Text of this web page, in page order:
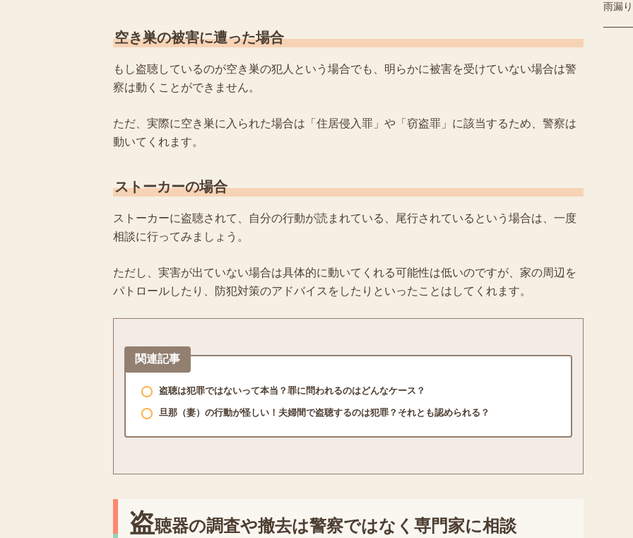
空き巣の被害に遭った場合
もし盗聴しているのが空き巣の犯人という場合でも、明らかに被害を受けていない場合は警
察は動くことができません。
ただ、実際に空き巣に入られた場合は「住居侵入罪」や「窃盗罪」に該当するため、警察は
動いてくれます。
ストーカーの場合
ストーカーに盗聴されて、自分の行動が読まれている、尾行されているという場合は、一度
相談に行ってみましょう。
ただし、実害が出ていない場合は具体的に動いてくれる可能性は低いのですが、家の周辺を
パトロールしたり、防犯対策のアドバイスをしたりといったことはしてくれます。
関連記事
盗聴は犯罪ではないって本当？罪に問われるのはどんなケース？
旦那（妻）の行動が怪しい！夫婦間で盗聴するのは犯罪？それとも認められる？
盗聴器の調査や撤去は警察ではなく専門家に相談
雨漏り